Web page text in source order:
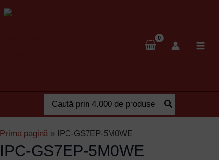
Skip
to
for:
Prima pagină» IPC-GS7EP-5M0WE
IPC-GS7EP-5M0WE